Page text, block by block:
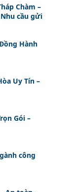
Chàm –
Nhu cầu gửi
Hành
Uy Tín –
Gói –
công